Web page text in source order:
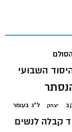
השבועי
יצחק ל"ג בעומר
קבלה לנשים